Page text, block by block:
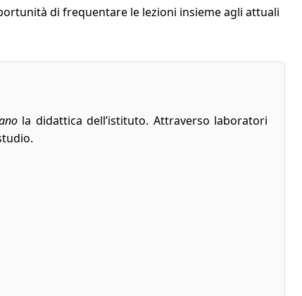
di frequentare le lezioni insieme agli attuali
la didattica dell’istituto. Attraverso laboratori